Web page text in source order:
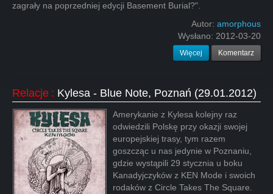
zagrały na poprzedniej edycji Basement Burial?".
Autor: amorphous
Wysłano: 2012-03-20
Więcej Komentarz
Relacje : Kylesa - Blue Note, Poznań (29.01.2012)
Amerykanie z Kylesa kolejny raz
odwiedzili Polskę przy okazji swojej
europejskiej trasy, tym razem
goszcząc u nas jedynie w Poznaniu,
gdzie wystąpili 29 stycznia u boku
Kanadyjczyków z KEN Mode i swoich
rodaków z Circle Takes The Square.